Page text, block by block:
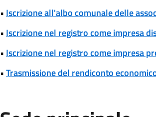
• Iscrizione all'albo comunale delle
• Iscrizione nel registro come impresa
• Iscrizione nel registro come impresa
•Trasmissione del rendiconto